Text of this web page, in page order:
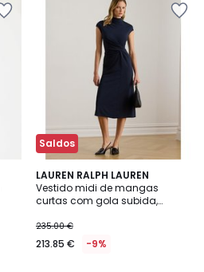
Saldos
LAUREN RALPH LAUREN
Vestido midi de mangas
curtas com gola subida,
235.00 €
213.85 € -9%
5
/
5